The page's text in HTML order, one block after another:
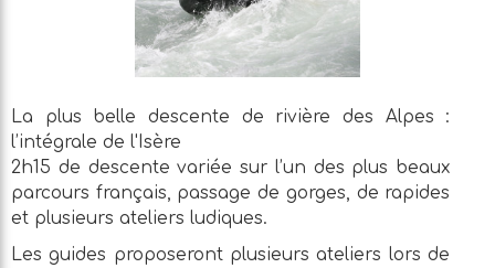
La plus belle descente de rivière des Alpes :
l’intégrale de l'Isère
2h15 de descente variée sur l’un des plus beaux
parcours français, passage de gorges, de rapides
et plusieurs ateliers ludiques.
Les guides proposeront plusieurs ateliers lors de